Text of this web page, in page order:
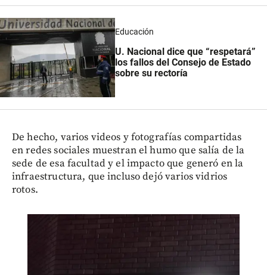
Educación
U. Nacional dice que “respetará”
los fallos del Consejo de Estado
sobre su rectoría
De hecho, varios videos y fotografías compartidas
en redes sociales muestran el humo que salía de la
sede de esa facultad y el impacto que generó en la
infraestructura, que incluso dejó varios vidrios
rotos.